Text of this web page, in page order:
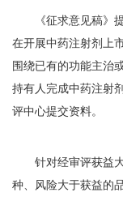
《征求意见稿》提
在开展中药注射剂上
围绕已有的功能主治
持有人完成中药注射
评中心提交资料。
针对经审评获益大
种、风险大于获益的